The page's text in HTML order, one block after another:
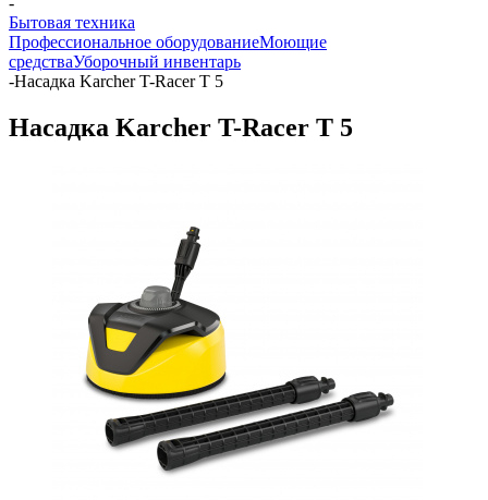
Бытовая техника
Профессиональное оборудованиеМоющие
средстваУборочный инвентарь
-Насадка Karcher T-Racer T 5
Насадка Karcher T-Racer T 5